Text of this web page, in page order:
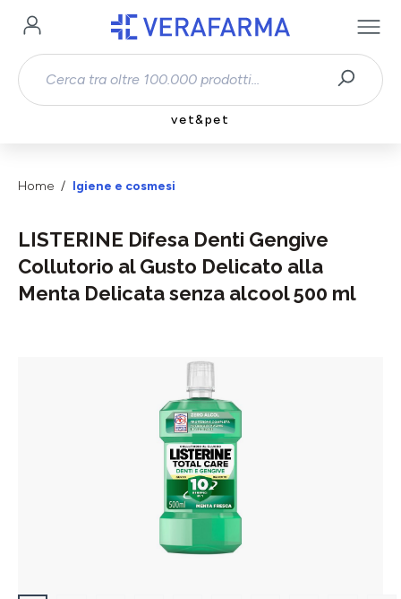
Passa al contenuto principale
vet&pet
Home Igiene e cosmesi
LISTERINE Difesa Denti Gengive
Collutorio al Gusto Delicato alla
Menta Delicata senza alcool 500 ml